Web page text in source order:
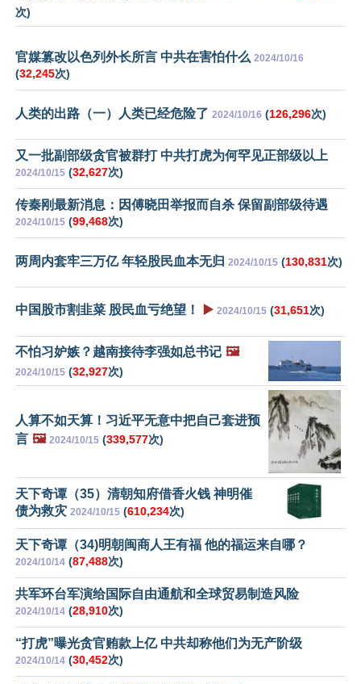
次)
官媒篡改以色列外长所言 中共在害怕什么 2024/10/16
(32,245次)
人类的出路（一）人类已经危险了 2024/10/16 (126,296次)
又一批副部级贪官被群打 中共打虎为何罕见正部级以上
2024/10/15 (32,627次)
传秦刚最新消息：因傅晓田举报而自杀 保留副部级待遇
2024/10/15 (99,468次)
两周内套牢三万亿 年轻股民血本无归 2024/10/15 (130,831次)
中国股市割韭菜 股民血亏绝望！ ▶️ 2024/10/15 (31,651次)
不怕习妒嫉？越南接待李强如总书记 🖼️
2024/10/15 (32,927次)
人算不如天算！习近平无意中把自己套进预
言 🖼️ 2024/10/15 (339,577次)
天下奇谭（35）清朝知府借香火钱 神明催
债为救灾 2024/10/15 (610,234次)
天下奇谭（34)明朝闽商人王有福 他的福运来自哪？
2024/10/14 (87,488次)
共军环台军演给国际自由通航和全球贸易制造风险
2024/10/14 (28,910次)
“打虎”曝光贪官贿款上亿 中共却称他们为无产阶级
2024/10/14 (30,452次)